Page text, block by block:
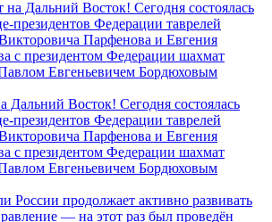
Дальний Восток! Сегодня состоялась
президентов Федерации таврелей
Парфенова и Евгения
с президентом Федерации шахмат
Евгеньевичем Бордюховым